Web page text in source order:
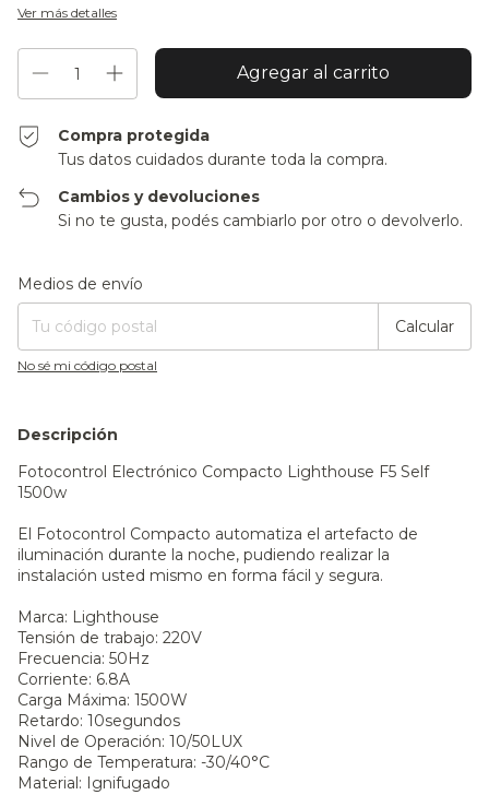
Ver más detalles
Compra protegida
Tus datos cuidados durante toda la compra.
Cambios y devoluciones
Si no te gusta, podés cambiarlo por otro o devolverlo.
Entregas para el CP:
Medios de envío
Calcular
No sé mi código postal
Descripción
Fotocontrol Electrónico Compacto Lighthouse F5 Self
1500w
El Fotocontrol Compacto automatiza el artefacto de
iluminación durante la noche, pudiendo realizar la
instalación usted mismo en forma fácil y segura.
Marca: Lighthouse
Tensión de trabajo: 220V
Frecuencia: 50Hz
Corriente: 6.8A
Carga Máxima: 1500W
Retardo: 10segundos
Nivel de Operación: 10/50LUX
Rango de Temperatura: -30/40°C
Material: Ignifugado